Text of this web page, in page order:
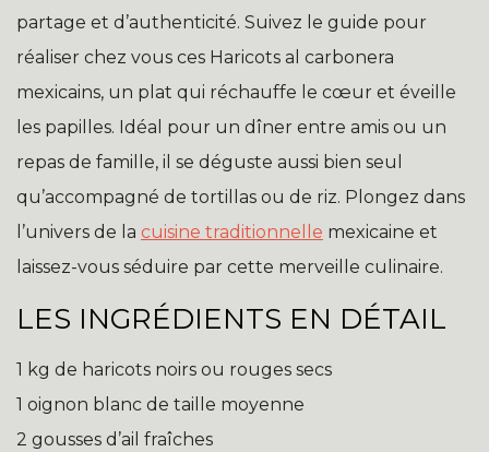
partage et d’authenticité. Suivez le guide pour
réaliser chez vous ces Haricots al carbonera
mexicains, un plat qui réchauffe le cœur et éveille
les papilles. Idéal pour un dîner entre amis ou un
repas de famille, il se déguste aussi bien seul
qu’accompagné de tortillas ou de riz. Plongez dans
l’univers de la cuisine traditionnelle mexicaine et
laissez-vous séduire par cette merveille culinaire.
LES INGRÉDIENTS EN DÉTAIL
1 kg de haricots noirs ou rouges secs
1 oignon blanc de taille moyenne
2 gousses d’ail fraîches